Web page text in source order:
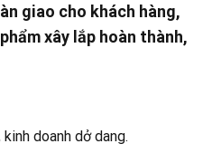
giao cho khách hàng,
xây lắp hoàn thành,
doanh dở dang.